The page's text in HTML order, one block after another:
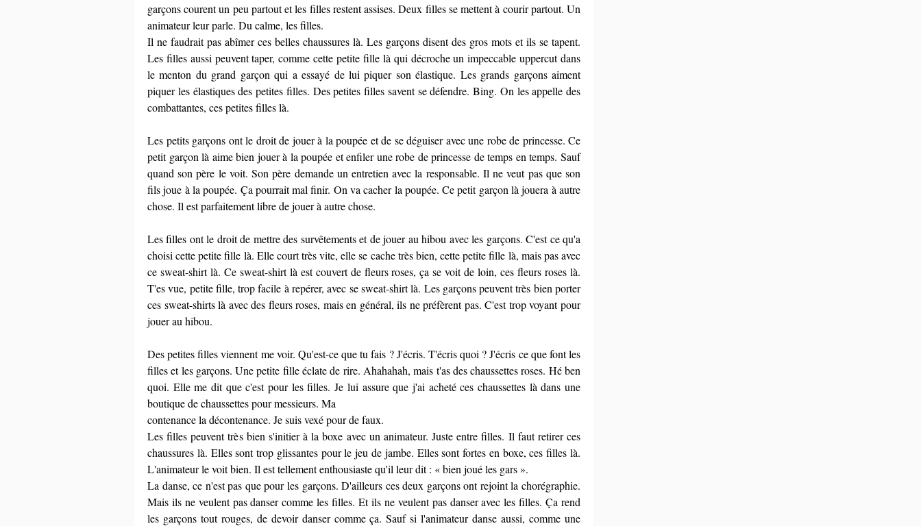
garçons courent un peu partout et les filles restent assises. Deux filles se mettent à courir partout. Un
animateur leur parle. Du calme, les filles.
Il ne faudrait pas abîmer ces belles chaussures là. Les garçons disent des gros mots et ils se tapent.
Les filles aussi peuvent taper, comme cette petite fille là qui décroche un impeccable uppercut dans
le menton du grand garçon qui a essayé de lui piquer son élastique. Les grands garçons aiment
piquer les élastiques des petites filles. Des petites filles savent se défendre. Bing. On les appelle des
combattantes, ces petites filles là.
Les petits garçons ont le droit de jouer à la poupée et de se déguiser avec une robe de princesse. Ce
petit garçon là aime bien jouer à la poupée et enfiler une robe de princesse de temps en temps. Sauf
quand son père le voit. Son père demande un entretien avec la responsable. Il ne veut pas que son
fils joue à la poupée. Ça pourrait mal finir. On va cacher la poupée. Ce petit garçon là jouera à autre
chose. Il est parfaitement libre de jouer à autre chose.
Les filles ont le droit de mettre des survêtements et de jouer au hibou avec les garçons. C'est ce qu'a
choisi cette petite fille là. Elle court très vite, elle se cache très bien, cette petite fille là, mais pas avec
ce sweat-shirt là. Ce sweat-shirt là est couvert de fleurs roses, ça se voit de loin, ces fleurs roses là.
T'es vue, petite fille, trop facile à repérer, avec se sweat-shirt là. Les garçons peuvent très bien porter
ces sweat-shirts là avec des fleurs roses, mais en général, ils ne préfèrent pas. C'est trop voyant pour
jouer au hibou.
Des petites filles viennent me voir. Qu'est-ce que tu fais ? J'écris. T'écris quoi ? J'écris ce que font les
filles et les garçons. Une petite fille éclate de rire. Ahahahah, mais t'as des chaussettes roses. Hé ben
quoi. Elle me dit que c'est pour les filles. Je lui assure que j'ai acheté ces chaussettes là dans une
boutique de chaussettes pour messieurs. Ma
contenance la décontenance. Je suis vexé pour de faux.
Les filles peuvent très bien s'initier à la boxe avec un animateur. Juste entre filles. Il faut retirer ces
chaussures là. Elles sont trop glissantes pour le jeu de jambe. Elles sont fortes en boxe, ces filles là.
L'animateur le voit bien. Il est tellement enthousiaste qu'il leur dit : « bien joué les gars ».
La danse, ce n'est pas que pour les garçons. D'ailleurs ces deux garçons ont rejoint la chorégraphie.
Mais ils ne veulent pas danser comme les filles. Et ils ne veulent pas danser avec les filles. Ça rend
les garçons tout rouges, de devoir danser comme ça. Sauf si l'animateur danse aussi, comme une